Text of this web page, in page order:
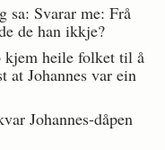
sa: Svarar me: Frå
de han ikkje?
kjem heile folket til å
at Johannes var ein
Johannes-dåpen